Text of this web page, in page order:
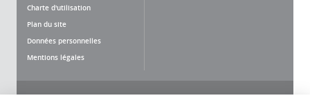
Charte d'utilisation
Plan du site
Données personnelles
Mentions légales